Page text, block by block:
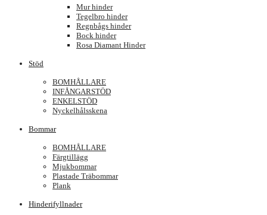
Mur hinder
Tegelbro hinder
Regnbågs hinder
Bock hinder
Rosa Diamant Hinder
Stöd
BOMHÅLLARE
INFÅNGARSTÖD
ENKELSTÖD
Nyckelhålsskena
Bommar
BOMHÅLLARE
Färgtillägg
Mjukbommar
Plastade Träbommar
Plank
Hinderifyllnader